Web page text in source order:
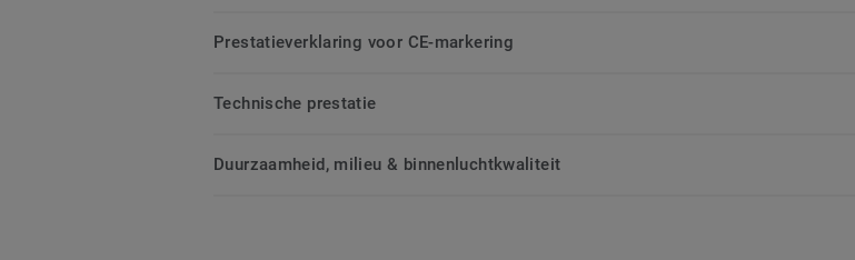
Prestatieverklaring voor CE-markering
Technische prestatie
Duurzaamheid, milieu & binnenluchtkwaliteit